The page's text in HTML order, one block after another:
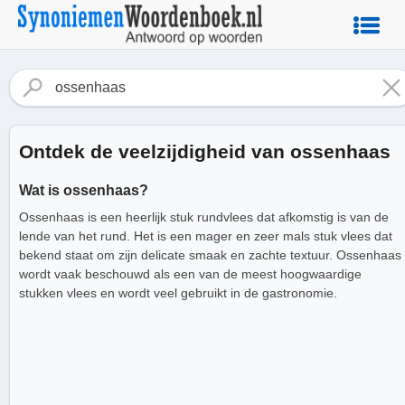
Ontdek de veelzijdigheid van ossenhaas
Wat is ossenhaas?
Ossenhaas is een heerlijk stuk rundvlees dat afkomstig is van de
lende van het rund. Het is een mager en zeer mals stuk vlees dat
bekend staat om zijn delicate smaak en zachte textuur. Ossenhaas
wordt vaak beschouwd als een van de meest hoogwaardige
stukken vlees en wordt veel gebruikt in de gastronomie.